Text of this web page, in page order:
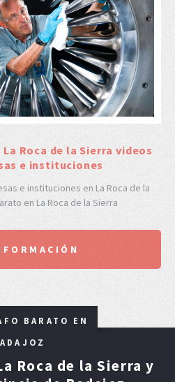
Roca de la Sierra videos
e instituciones
e instituciones en La Roca de la
en La Roca de la Sierra
BARATO EN
Roca de la Sierra y